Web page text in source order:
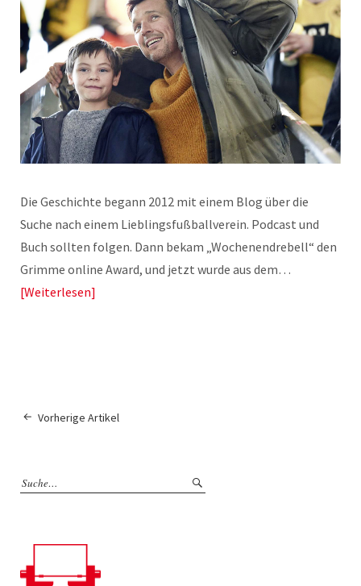
Die Geschichte begann 2012 mit einem Blog über die
Suche nach einem Lieblingsfußballverein. Podcast und
Buch sollten folgen. Dann bekam „Wochenendrebell“ den
Grimme online Award, und jetzt wurde aus dem…
Weiterlesen
Vorherige Artikel